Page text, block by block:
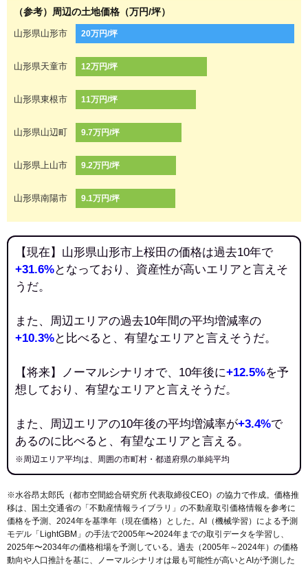
（参考）周辺の土地価格（万円/坪）
山形県山形市 20万円/坪
山形県天童市 12万円/坪
山形県東根市 11万円/坪
山形県山辺町 9.7万円/坪
山形県上山市 9.2万円/坪
山形県南陽市 9.1万円/坪
【現在】山形県山形市上桜田の価格は過去10年で
+31.6%となっており、資産性が高いエリアと言えそ
うだ。
また、周辺エリアの過去10年間の平均増減率の
+10.3%と比べると、有望なエリアと言えそうだ。
【将来】ノーマルシナリオで、10年後に+12.5%を予
想しており、有望なエリアと言えそうだ。
また、周辺エリアの10年後の平均増減率が+3.4%で
あるのに比べると、有望なエリアと言える。
※周辺エリア平均は、周囲の市町村・都道府県の単純平均
※水谷昂太郎氏（都市空間総合研究所 代表取締役CEO）の協力で作成。価格推
移は、国土交通省の「 不動産情報ライブラリ 」の不動産取引価格情報を参考に
価格を予測、2024年を基準年（現在価格）とした。AI（機械学習）による予測
モデル「LightGBM」の手法で2005年〜2024年までの取引データを学習し、
2025年〜2034年の価格相場を予測している。過去（2005年～2024年）の価格
動向や人口推計を基に、ノーマルシナリオは最も可能性が高いとAIが予測した